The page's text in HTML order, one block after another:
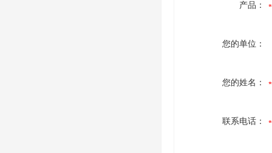
产品：
您的单位：
您的姓名：
联系电话：